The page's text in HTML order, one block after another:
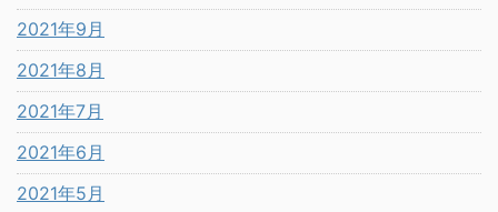
2021年9月
2021年8月
2021年7月
2021年6月
2021年5月